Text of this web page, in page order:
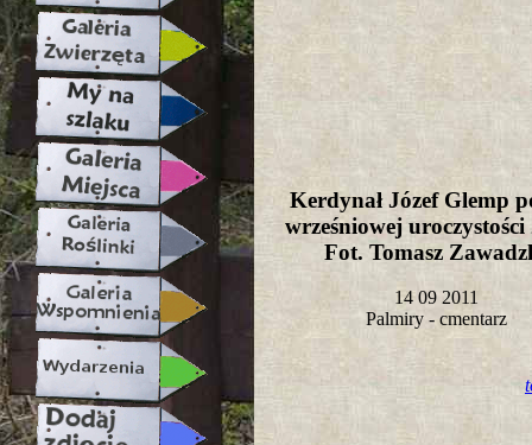
Kerdynał Józef Glemp
wrześniowej uroczystości
Fot. Tomasz
14 09 2011
Palmiry - cmentarz